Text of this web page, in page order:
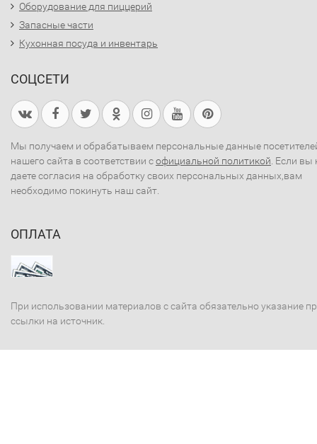
Оборудование для пиццерий
Запасные части
Кухонная посуда и инвентарь
СОЦСЕТИ
Мы получаем и обрабатываем персональные данные
нашего сайта в соответствии софициальной политикой . Если вы
даете согласия на обработку своих персональных данных,вам
необходимо покинуть наш сайт.
ОПЛАТА
При использовании материалов с сайта обязательно указание
ссылки на источник.